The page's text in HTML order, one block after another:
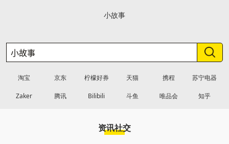
小故事
淘宝 京东 柠檬好券 天猫 携程 苏宁电器
Zaker 腾讯 Bilibili 斗鱼 唯品会 知乎
资讯社交